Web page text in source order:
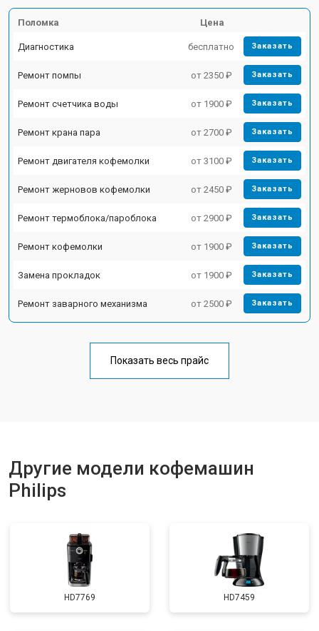
Поломка Цена
Диагностика бесплатно Заказать
Ремонт помпы от 2350 ₽ Заказать
Ремонт счетчика воды от 1900 ₽ Заказать
Ремонт крана пара от 2700 ₽ Заказать
Ремонт двигателя кофемолки от 3100 ₽ Заказать
Ремонт жерновов кофемолки от 2450 ₽ Заказать
Ремонт термоблока/пароблока от 2900 ₽ Заказать
Ремонт кофемолки от 1900 ₽ Заказать
Замена прокладок от 1900 ₽ Заказать
Ремонт заварного механизма от 2500 ₽ Заказать
Показать весь прайс
Другие модели кофемашин
Philips
HD7769 HD7459